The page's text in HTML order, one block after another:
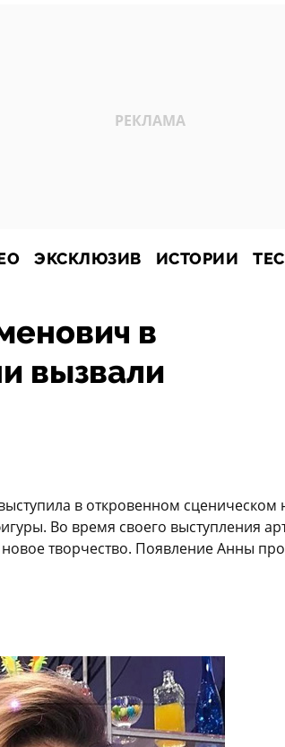
ЭКСКЛЮЗИВ ИСТОРИИ
в
вызвали
в откровенном сценическом
Во время своего выступления
творчество. Появление Анны